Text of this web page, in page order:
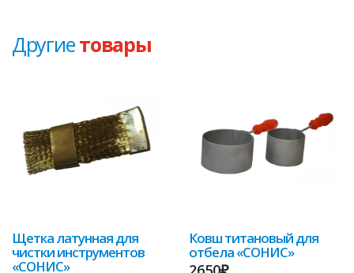
Другиетовары
Щетка латунная для
чистки инструментов
«СОНИС»
Ковш титановый для
отбела «СОНИС»